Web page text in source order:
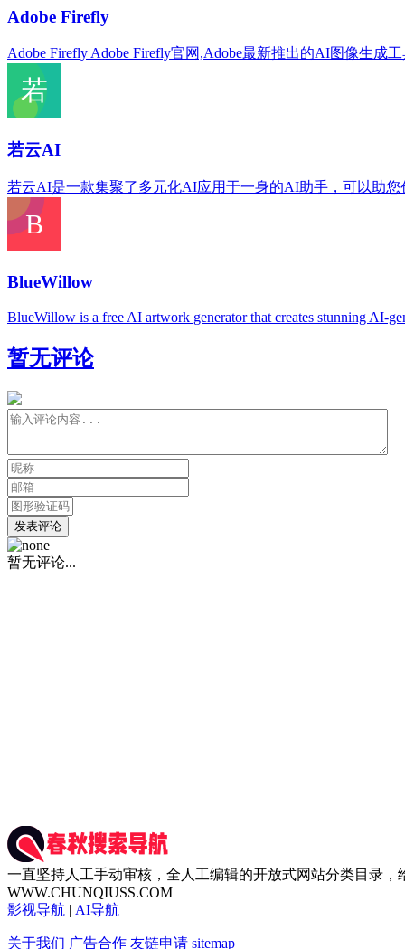
Adobe Firefly
Adobe Firefly Adobe Firefly官网,Adobe最新推出的AI图像生成
若云AI
若云AI是一款集聚了多元化AI应用于一身的AI助手，可以助
BlueWillow
BlueWillow is a free AI artwork generator that creates stunning AI-
暂无评论
发表评论
暂无评论...
一直坚持人工手动审核，全人工编辑的开放式网站分类目录
WWW.CHUNQIUSS.COM
影视导航 | AI导航
关于我们 广告合作 友链申请 sitemap